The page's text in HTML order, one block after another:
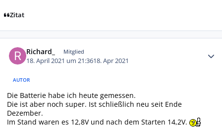
Zitat
Richard_ Mitglied
18. April 2021 um 21:3618. Apr 2021
AUTOR
Die Batterie habe ich heute gemessen.
Die ist aber noch super. Ist schließlich neu seit Ende
Dezember.
Im Stand waren es 12,8V und nach dem Starten 14,2V.